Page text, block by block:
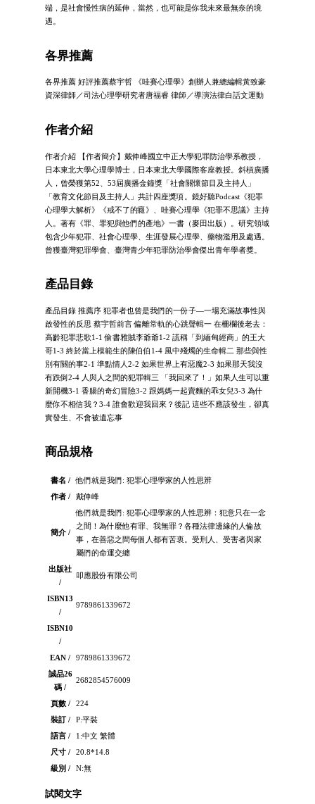
端，是社會慢性病的延伸，當然，也可能是你我未來最無奈的境
遇。
各界推薦
各界推薦 好評推薦蔡宇哲 《哇賽心理學》創辦人兼總編輯黃致豪
資深律師／司法心理學研究者唐福睿 律師／導演法律白話文運動
作者介紹
作者介紹 【作者簡介】戴伸峰國立中正大學犯罪防治學系教授，
日本東北大學心理學博士，日本東北大學國際客座教授。斜槓廣播
人，曾榮獲第52、53屆廣播金鐘獎「社會關懷節目及主持人」
「教育文化節目及主持人」共計四座獎項。鏡好聽Podcast《犯罪
心理學大解析》《戒不了的癮》、哇賽心理學《犯罪不思議》主持
人。著有《罪、罪犯與他們的產地》一書（麥田出版）。研究領域
包含少年犯罪、社會心理學、生涯發展心理學、藥物濫用及處遇。
曾獲臺灣犯罪學會、臺灣青少年犯罪防治學會傑出青年學者獎。
產品目錄
產品目錄 推薦序 犯罪者也曾是我們的一份子—一場充滿故事性與
啟發性的反思 蔡宇哲前言 偏離常軌的心跳聲輯一 在柵欄後老去：
高齡犯罪悲歌1-1 偷書雅賊李爺爺1-2 謊稱「到緬甸經商」的王大
哥1-3 終於當上模範生的陳伯伯1-4 風中殘燭的生命輯二 那些與性
別有關的事2-1 準點情人2-2 如果世界上有惡魔2-3 如果那天我沒
有跌倒2-4 人與人之間的犯罪輯三 「我回來了！」如果人生可以重
新開機3-1 香腸的奇幻冒險3-2 跟媽媽一起賣麵的乖女兒3-3 為什
麼你不相信我？3-4 誰會歡迎我回來？後記 這些不應該發生，卻真
實發生、不會被遺忘事
商品規格
書名 /
他們就是我們: 犯罪心理學家的人性思辨
作者 /
戴伸峰
簡介 /
他們就是我們: 犯罪心理學家的人性思辨：犯意只在一念
之間！為什麼他有罪、我無罪？各種法律邊緣的人倫故
事，在善惡之間每個人都有苦衷。受刑人、受害者與家
屬們的命運交纏
出版社
/
叩應股份有限公司
ISBN13
/
9789861339672
ISBN10
/
EAN /
9789861339672
誠品26
碼 /
2682854576009
頁數 /
224
裝訂 /
P:平裝
語言 /
1:中文 繁體
尺寸 /
20.8*14.8
級別 /
N:無
試閱文字